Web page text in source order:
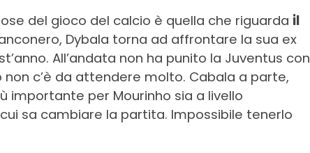
del gioco del calcio è quella che riguarda il
Dybala torna ad affrontare la sua ex
All’andata non ha punito la Juventus con
c’è da attendere molto. Cabala a parte,
importante per Mourinho sia a livello
sa cambiare la partita. Impossibile tenerlo